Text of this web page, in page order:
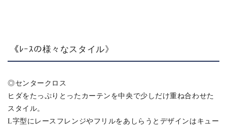
《ﾚｰｽの様々なスタイル》
◎センタークロス
ヒダをたっぷりとったカーテンを中央で少しだけ重ね合わせた
スタイル。
L字型にレースフレンジやフリルをあしらうとデザインはキュー